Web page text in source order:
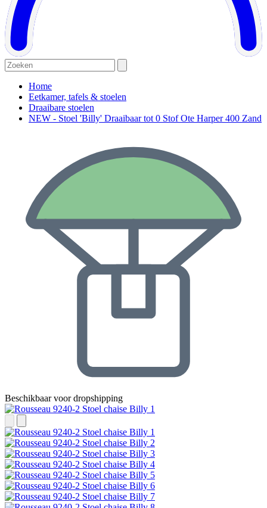
Home
Eetkamer, tafels & stoelen
Draaibare stoelen
NEW - Stoel 'Billy' Draaibaar tot 0 Stof Ote Harper 400 Zand
Beschikbaar voor dropshipping